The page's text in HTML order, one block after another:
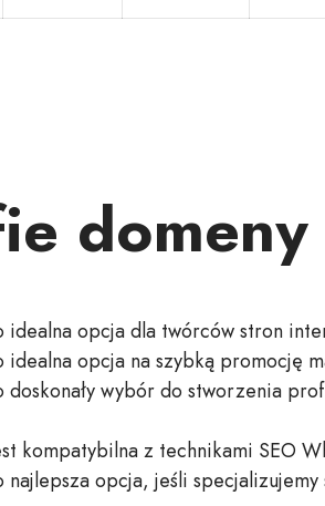
domeny
idealna opcja dla twórców stron
idealna opcja na szybką promocję
doskonały wybór do stworzenia
kompatybilna z technikami SEO
najlepsza opcja, jeśli